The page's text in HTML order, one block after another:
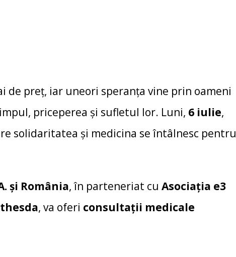
de preț, iar uneori speranța vine prin oameni
priceperea și sufletul lor. Luni, 6 iulie,
solidaritatea și medicina se întâlnesc pentru
și România, în parteneriat cuAsociația e3
, va oferi consultații medicale